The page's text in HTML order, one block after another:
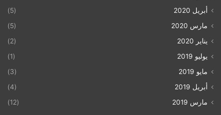
أبريل 2020
(5)
مارس 2020
(5)
يناير 2020
(2)
يوليو 2019
(1)
مايو 2019
(3)
أبريل 2019
(4)
مارس 2019
(12)